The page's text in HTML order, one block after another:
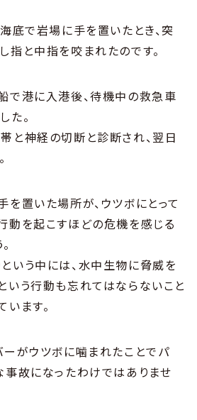
底で岩場に手を置いたとき、突
指と中指を咬まれたのです。
で港に入港後、待機中の救急車
た。
と神経の切断と診断され、翌日
を置いた場所が、ウツボにとって
動を起こすほどの危機を感じる
いう中には、水中生物に脅威を
いう行動も忘れてはならないこと
ます。
ーがウツボに噛まれたことでパ
事故になったわけではありませ